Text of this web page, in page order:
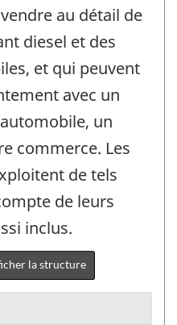
au détail de
diesel et des
et qui peuvent
avec un
un
commerce. Les
de tels
de leurs
inclus.
la structure